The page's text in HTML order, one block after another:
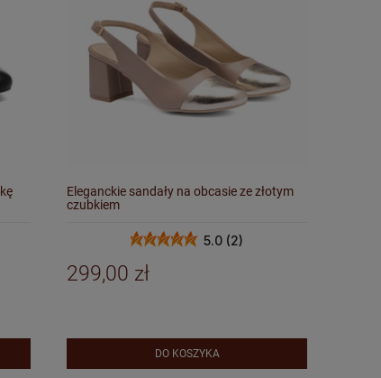
Eleganckie sandały na obcasie ze złotym
czubkiem
5.0 (2)
299,00 zł
DO KOSZYKA